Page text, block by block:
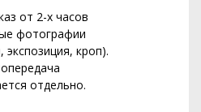
от 2-х часов
фотографии
экспозиция, кроп).
отдельно.